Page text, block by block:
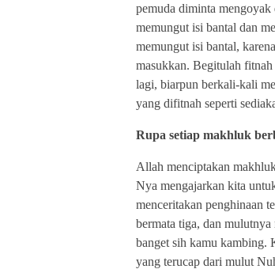
pemuda diminta
memungut isi bantal dan
memungut isi bantal,
masukkan. Begitulah
lagi, biarpun berkali-kali
yang difitnah seperti
Rupa setiap makhluk
Allah menciptakan
Nya mengajarkan kita
menceritakan penghinaan
bermata tiga, dan
banget sih kamu kambing.
yang terucap dari mulut